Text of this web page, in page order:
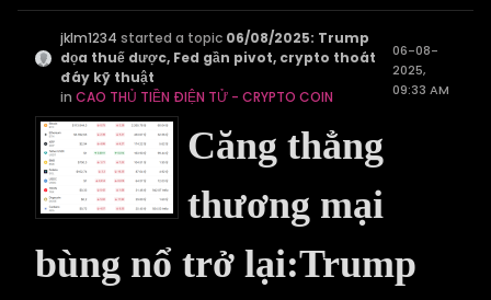
jklm1234 started a topic 06/08/2025: Trump
dọa thuế dược, Fed gần pivot, crypto thoát
đáy kỹ thuật
in CAO THỦ TIỀN ĐIỆN TỬ - CRYPTO COIN
06-08-
2025,
09:33 AM
Căng thẳng
thương mại
bùng nổ trở lại:Trump